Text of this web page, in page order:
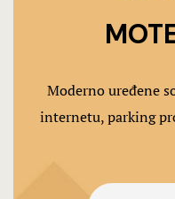
Moderno uređene
internetu, parking